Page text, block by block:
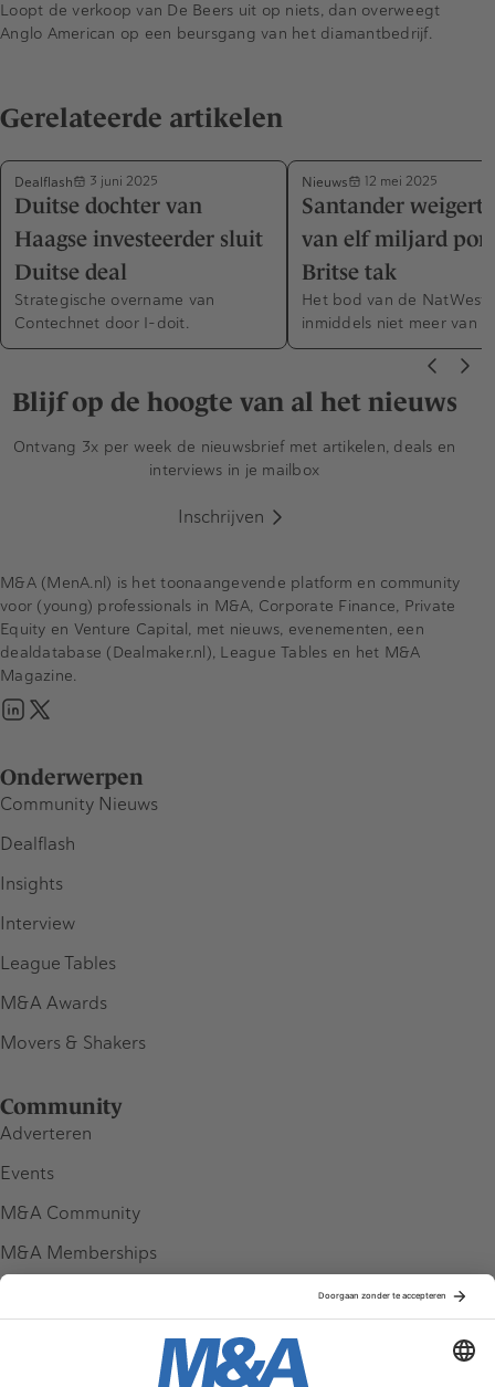
Loopt de verkoop van De Beers uit op niets, dan overweegt
Anglo American op een beursgang van het diamantbedrijf.
Gerelateerde artikelen
Dealflash 3 juni 2025
Duitse dochter van
Haagse investeerder sluit
Duitse deal
Strategische overname van
Contechnet door I-doit.
Nieuws 12 mei 2025
Santander weigert
van elf miljard
Britse tak
Het bod van de NatWest
inmiddels niet meer van
Blijf op de hoogte van al het nieuws
Ontvang 3x per week de nieuwsbrief met artikelen, deals en
interviews in je mailbox
Inschrijven
Onderwerpen
Community Nieuws
Dealflash
Insights
Interview
League Tables
M&A Awards
Movers & Shakers
Community
Adverteren
Events
M&A Community
M&A Memberships
M&A (MenA.nl) is het toonaangevende platform en community
voor (young) professionals in M&A, Corporate Finance, Private
Equity en Venture Capital, met nieuws, evenementen, een
dealdatabase (Dealmaker.nl), League Tables en het M&A
Magazine.